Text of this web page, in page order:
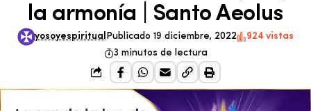
la armonía | Santo Aeolus
yosoyespiritual Publicado 19 diciembre, 2022
924 vistas
3 minutos de lectura